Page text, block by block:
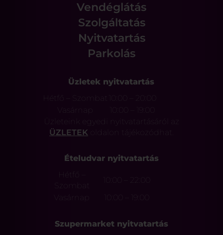
Vendéglátás
Szolgáltatás
Nyitvatartás
Parkolás
Üzletek nyitvatartás
Hétfő – Szombat
10:00 – 20:00
Vasárnap
Üzleteink egyedi nyitvatartásáról az
ÜZLETEK oldalon tájékozódhat.
Ételudvar nyitvatartás
Hétfő –
Szombat
10:00 – 22:00
Vasárnap
Szupermarket nyitvatartás